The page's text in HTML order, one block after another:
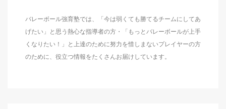
バレーボール強育塾では、「今は弱くても勝てるチームにしてあ
げたい」と思う熱心な指導者の方・「もっとバレーボールが上手
くなりたい！」と上達のために努力を惜しまないプレイヤーの方
のために、役立つ情報をたくさんお届けしています。